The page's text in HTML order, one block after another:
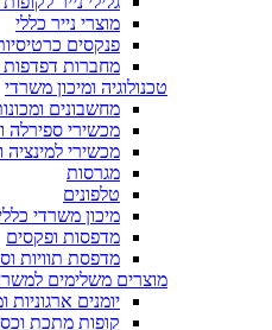
מוצרי נייר כללי
פנקסים
מחברות דפדפות
טכנולוגיה ומיכון משרדי
מחשבונים
מכשירי ספירלה
מכשירי למינציה
מגרסות
טלפונים
מיכון משרדי
מדפסות ופקסים
מדפסת תוויות
מוצרים משלימים
יומנים ארגוניות
קופות מתכת